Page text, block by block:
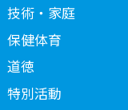
技術・家庭
保健体育
道徳
特別活動